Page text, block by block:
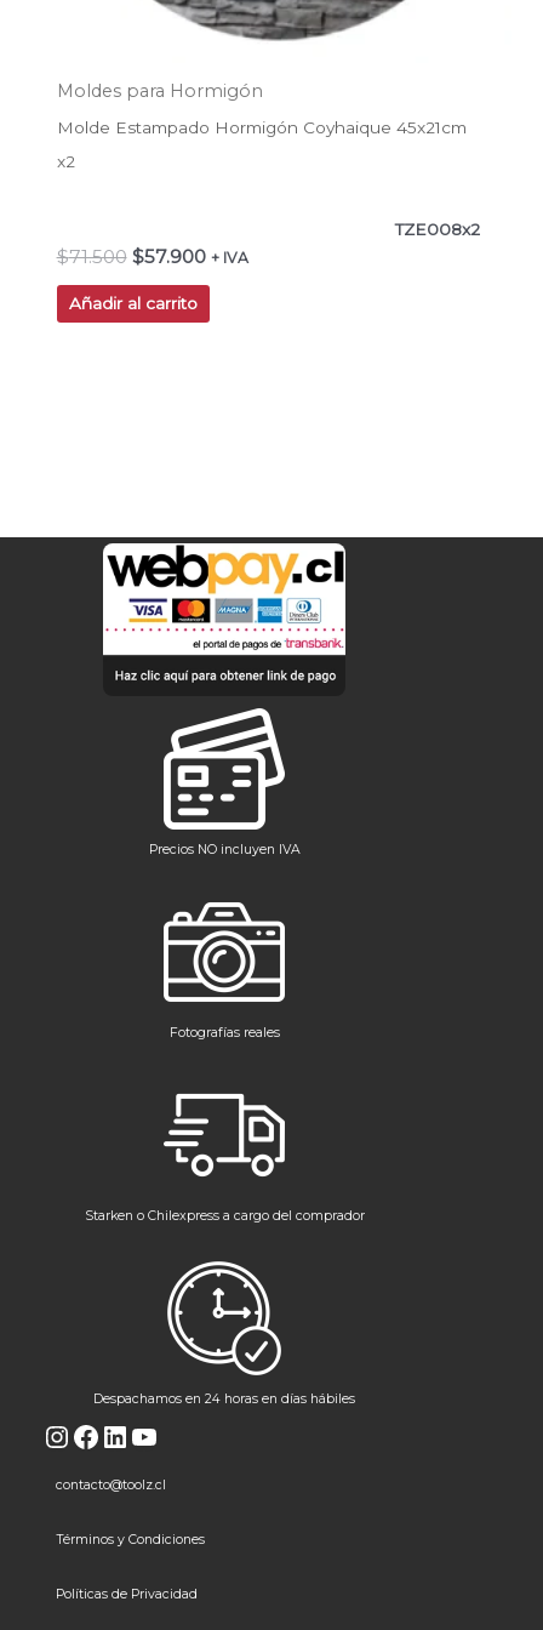
Moldes para Hormigón
Molde Estampado Hormigón Coyhaique 45x21cm
x2
TZE008x2
$71.500 $57.900 + IVA
Añadir al carrito
Precios NO incluyen IVA
Fotografías reales
Starken o Chilexpress a cargo del comprador
Despachamos en 24 horas en días hábiles
Instagram
Facebook
LinkedIn
YouTube
contacto@toolz.cl
Términos y Condiciones
Políticas de Privacidad